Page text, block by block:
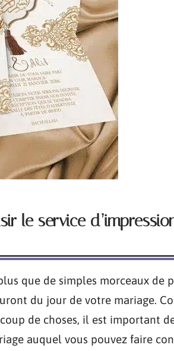
le service
que de simples morceaux de
du jour de votre mariage.
de choses, il est important
auquel vous pouvez faire